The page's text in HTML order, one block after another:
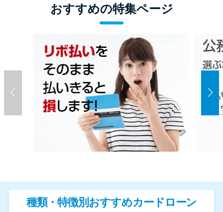
おすすめの特集ページ
種類・特徴別おすすめカードローン